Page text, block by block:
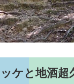
ケと地酒超